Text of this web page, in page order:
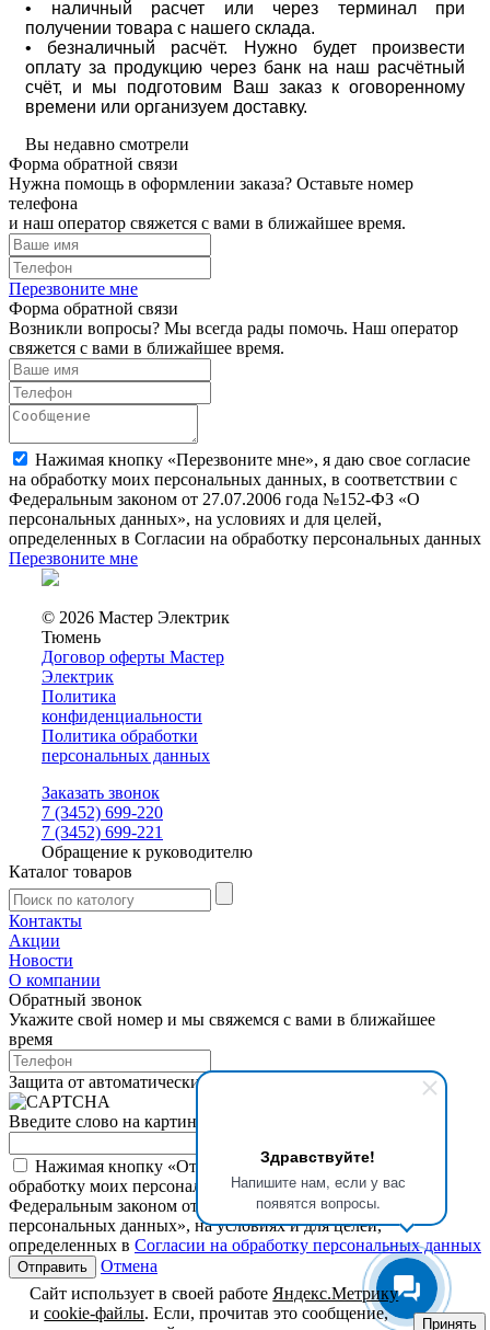
Здравствуйте!
Напишите нам, если у вас
появятся вопросы.
• наличный расчет или через терминал при
получении товара с нашего склада.
• безналичный расчёт. Нужно будет произвести
оплату за продукцию через банк на наш расчётный
счёт, и мы подготовим Ваш заказ к оговоренному
времени или организуем доставку.
Вы недавно смотрели
Форма обратной связи
Нужна помощь в оформлении заказа? Оставьте номер
телефона
и наш оператор свяжется с вами в ближайшее время.
Перезвоните мне
Форма обратной связи
Возникли вопросы? Мы всегда рады помочь. Наш оператор
свяжется с вами в ближайшее время.
Нажимая кнопку «Перезвоните мне», я даю свое согласие
на обработку моих персональных данных, в соответствии с
Федеральным законом от 27.07.2006 года №152-ФЗ «О
персональных данных», на условиях и для целей,
определенных в Согласии на обработку персональных данных
Перезвоните мне
© 2026 Мастер Электрик
Тюмень
Договор оферты Мастер
Электрик
Политика
конфиденциальности
Политика обработки
персональных данных
Заказать звонок
7 (3452) 699-220
7 (3452) 699-221
Обращение к руководителю
Каталог товаров
Контакты
Акции
Новости
О компании
Обратный звонок
Укажите свой номер и мы свяжемся с вами в ближайшее
время
Защита от автоматических сообщений
Введите слово на картинке
Нажимая кнопку «Отправить», я даю свое согласие на
обработку моих персональных данных, в соответствии с
Федеральным законом от 27.07.2006 года №152-ФЗ «О
персональных данных», на условиях и для целей,
определенных в Согласии на обработку персональных данных
Отмена
Сайт использует в своей работе Яндекс.Метрику
иcookie-файлы. Если, прочитав это сообщение,
Принять